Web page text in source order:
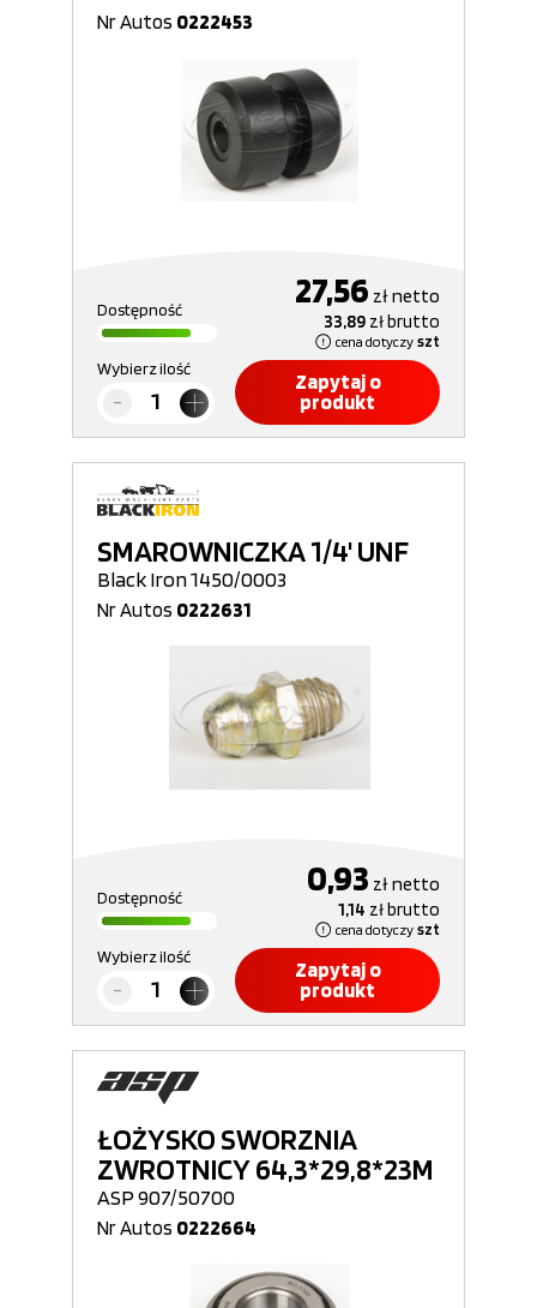
Nr Autos 0222453
Dostępność 27,56 złnetto
33,89 złbrutto
cena dotyczy szt
Wybierz ilość
Zapytaj o
produkt
SMAROWNICZKA 1/4' UNF
Black Iron 1450/0003
Nr Autos 0222631
Dostępność 0,93 złnetto
1,14 złbrutto
cena dotyczy szt
Wybierz ilość
Zapytaj o
produkt
ŁOŻYSKO SWORZNIA
ZWROTNICY 64,3*29,8*23M
ASP 907/50700
Nr Autos 0222664